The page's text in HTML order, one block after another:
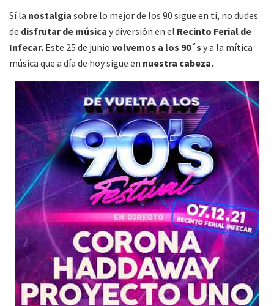
Sí la nostalgia sobre lo mejor de los 90 sigue en ti, no dudes
de disfrutar de música y diversión en el Recinto Ferial de
Infecar. Este 25 de junio volvemos a los 90´s y a la mítica
música que a día de hoy sigue en nuestra cabeza.